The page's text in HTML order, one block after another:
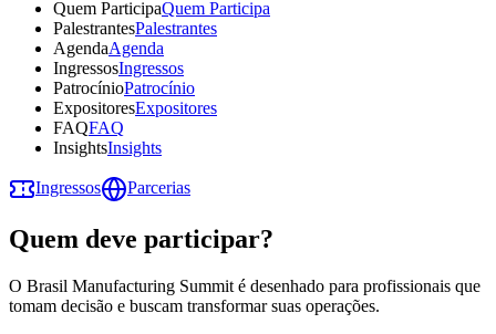
Quem ParticipaQuem Participa
PalestrantesPalestrantes
AgendaAgenda
IngressosIngressos
PatrocínioPatrocínio
ExpositoresExpositores
FAQFAQ
InsightsInsights
Ingressos Parcerias
Quem deve participar?
O Brasil Manufacturing Summit é desenhado para profissionais que
tomam decisão e buscam transformar suas operações.